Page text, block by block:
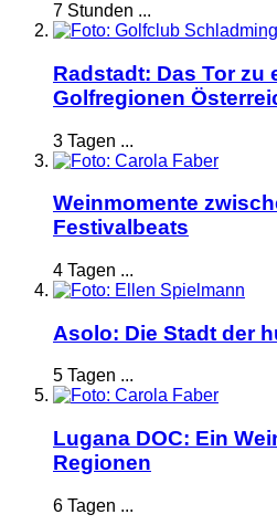
7 Stunden ...
Radstadt: Das Tor zu
Golfregionen
3 Tagen ...
Weinmomente
Festivalbeats
4 Tagen ...
Asolo: Die Stadt der
5 Tagen ...
Lugana DOC: Ein
Regionen
6 Tagen ...